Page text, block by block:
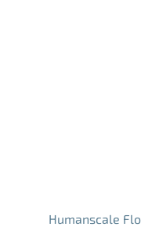
Humanscale